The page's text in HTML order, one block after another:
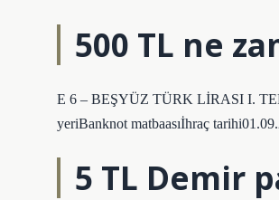
500 TL ne
E 6 – BEŞYÜZ TÜRK LİRASI I.
yeriBanknot matbaasıİhraç
5 TL Demir